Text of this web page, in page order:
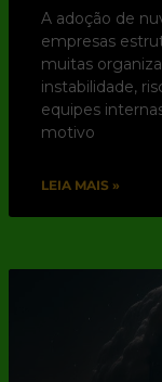
A adoção de
empresas
muitas
instabilidade,
equipes
motivo
LEIA MAIS »